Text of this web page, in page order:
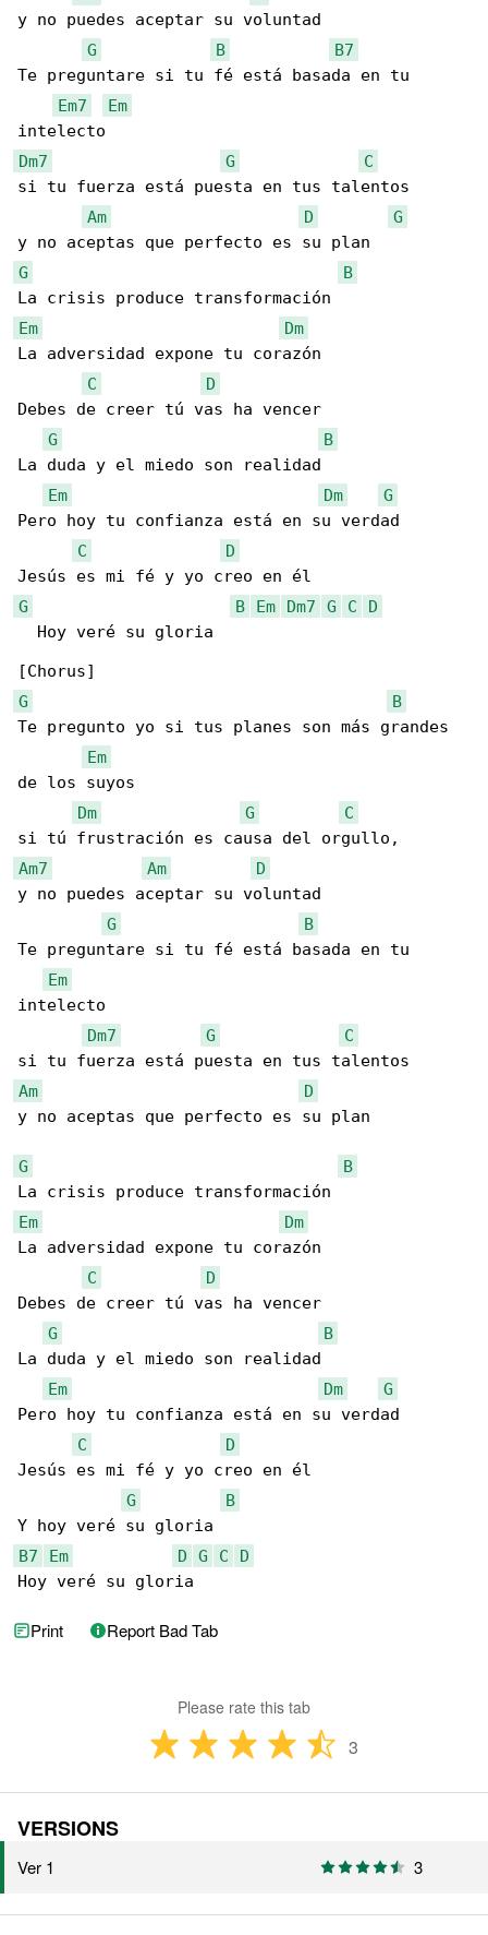
y no puedes aceptar su voluntad
G
B
B7
Te preguntare si tu fé está basada en tu
Em7
Em
Dm7
G
C
si tu fuerza está puesta en tus talentos
Am
D
G
G
B
Em
Dm
La adversidad expone tu corazón
C
D
Debes de creer tú vas ha vencer
G
B
La duda y el miedo son realidad
Em
Dm
G
Pero hoy tu confianza está en su verdad
C
D
G
B Em Dm7 G C
D
  Hoy veré su gloria
G
B
Te pregunto yo si tus planes son más grandes
Em
de los suyos
Dm
G
C
Am7
Am
D
y no puedes aceptar su voluntad
G
B
Te preguntare si tu fé está basada en tu
Em
intelecto
Dm7
G
C
Am
D
y no aceptas que perfecto es su plan
G
B
Em
Dm
La adversidad expone tu corazón
C
D
Debes de creer tú vas ha vencer
G
B
La duda y el miedo son realidad
Em
Dm
G
Pero hoy tu confianza está en su verdad
C
D
Jesús es mi fé y yo creo en él
G
B
B7
Em D G C
D
Hoy veré su gloria
Print Report Bad Tab
Please rate this tab
3
VERSIONS
Ver 1 3